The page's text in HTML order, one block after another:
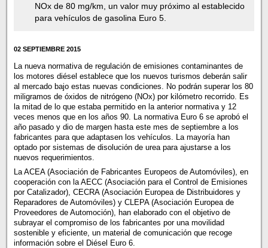
NOx de 80 mg/km, un valor muy próximo al establecido
para vehículos de gasolina Euro 5.
02 SEPTIEMBRE 2015
La nueva normativa de regulación de emisiones contaminantes de
los motores diésel establece que los nuevos turismos deberán salir
al mercado bajo estas nuevas condiciones. No podrán superar los 80
miligramos de óxidos de nitrógeno (NOx) por kilómetro recorrido. Es
la mitad de lo que estaba permitido en la anterior normativa y 12
veces menos que en los años 90. La normativa Euro 6 se aprobó el
año pasado y dio de margen hasta este mes de septiembre a los
fabricantes para que adaptasen los vehículos. La mayoría han
optado por sistemas de disolución de urea para ajustarse a los
nuevos requerimientos.
La ACEA (Asociación de Fabricantes Europeos de Automóviles), en
cooperación con la AECC (Asociación para el Control de Emisiones
por Catalizador), CECRA (Asociación Europea de Distribuidores y
Reparadores de Automóviles) y CLEPA (Asociación Europea de
Proveedores de Automoción), han elaborado con el objetivo de
subrayar el compromiso de los fabricantes por una movilidad
sostenible y eficiente, un material de comunicación que recoge
información sobre el Diésel Euro 6.